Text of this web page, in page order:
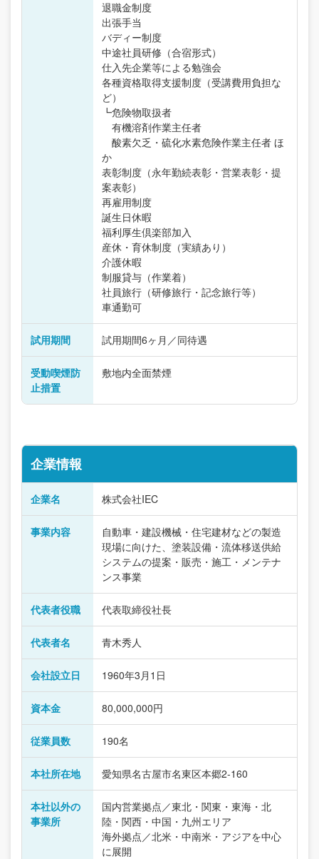
退職金制度
出張手当
バディー制度
中途社員研修（合宿形式）
仕入先企業等による勉強会
各種資格取得支援制度（受講費用負担な
ど）
┗危険物取扱者
有機溶剤作業主任者
酸素欠乏・硫化水素危険作業主任者 ほ
か
表彰制度（永年勤続表彰・営業表彰・提
案表彰）
再雇用制度
誕生日休暇
福利厚生倶楽部加入
産休・育休制度（実績あり）
介護休暇
制服貸与（作業着）
社員旅行（研修旅行・記念旅行等）
車通勤可
試用期間 試用期間6ヶ月／同待遇
受動喫煙防
止措置
敷地内全面禁煙
企業情報
企業名 株式会社IEC
事業内容
自動車・建設機械・住宅建材などの製造
現場に向けた、塗装設備・流体移送供給
システムの提案・販売・施工・メンテナ
ンス事業
代表者役職 代表取締役社長
代表者名 青木秀人
会社設立日 1960年3月1日
資本金 80,000,000円
従業員数 190名
本社所在地 愛知県名古屋市名東区本郷2-160
本社以外の
事業所
国内営業拠点／東北・関東・東海・北
陸・関西・中国・九州エリア
海外拠点／北米・中南米・アジアを中心
に展開